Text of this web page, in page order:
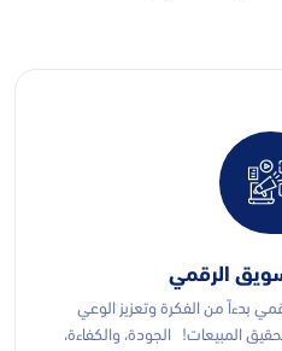
الرقمي
بدءاً من الفكرة وتعزيز الوعي
المبيعات! الجودة، والكفاءة،